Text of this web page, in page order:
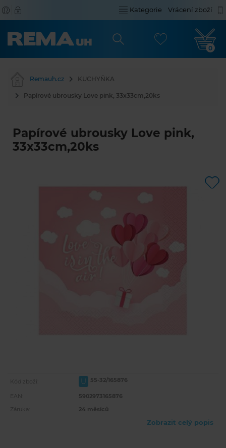
Kategorie Vrácení zboží
0
Remauh.cz KUCHYŇKA
Papírové ubrousky Love pink, 33x33cm,20ks
Papírové ubrousky Love pink,
33x33cm,20ks
Kód zboží: U 55-32/165876
EAN:
5902973165876
Záruka:
24 měsíců
Zobrazit celý popis